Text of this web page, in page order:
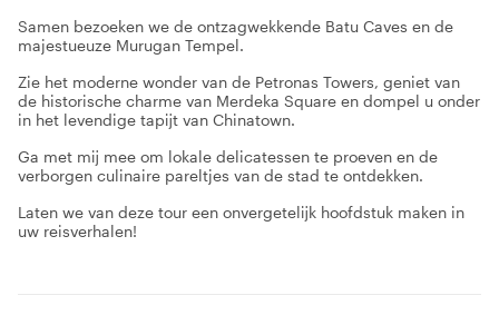
Samen bezoeken we de ontzagwekkende Batu Caves en de
majestueuze Murugan Tempel.
Zie het moderne wonder van de Petronas Towers, geniet van
de historische charme van Merdeka Square en dompel u onder
in het levendige tapijt van Chinatown.
Ga met mij mee om lokale delicatessen te proeven en de
verborgen culinaire pareltjes van de stad te ontdekken.
Laten we van deze tour een onvergetelijk hoofdstuk maken in
uw reisverhalen!